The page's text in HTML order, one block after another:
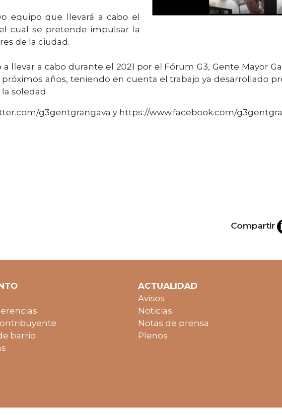
equipo que llevará a cabo el
cual se pretende impulsar la
de la ciudad.
llevar a cabo durante el 2021 por el Fórum G3, Gente Mayor
años, teniendo en cuenta el trabajo ya desarrollado
soledad.
g3gentgrangava y https://www.facebook.com/
Compartir
barrio
ACTUALIDAD
Avisos
Noticias
Notas de prensa
Plenos